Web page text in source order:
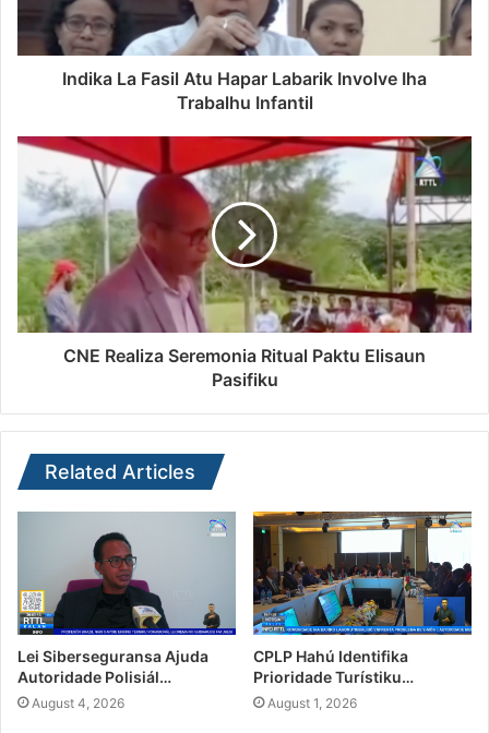
Indika La Fasil Atu Hapar Labarik Involve Iha
Trabalhu Infantil
CNE Realiza Seremonia Ritual Paktu Elisaun
Pasifiku
Related Articles
Lei Siberseguransa Ajuda
Autoridade Polisiál…
August 4, 2026
CPLP Hahú Identifika
Prioridade Turístiku…
August 1, 2026